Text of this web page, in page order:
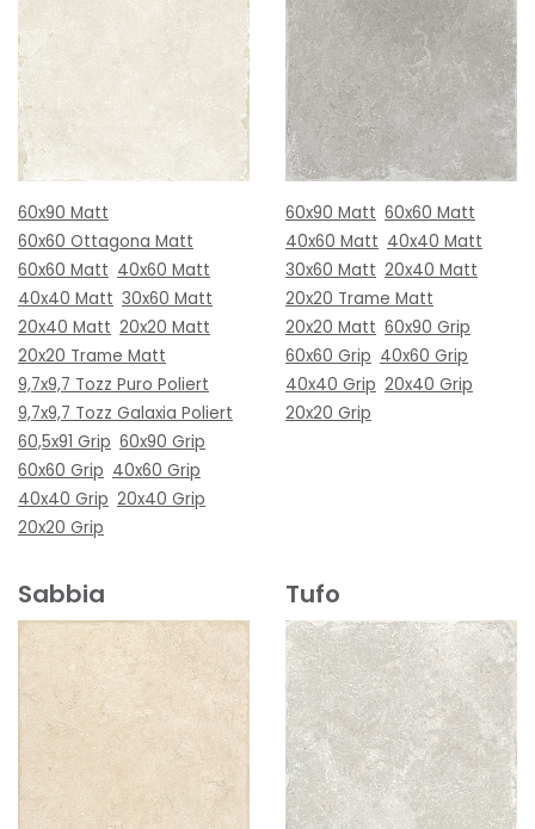
60x90 Matt
60x60 Ottagona Matt
60x60 Matt 40x60 Matt
40x40 Matt 30x60 Matt
20x40 Matt 20x20 Matt
20x20 Trame Matt
9,7x9,7 Tozz Puro Poliert
9,7x9,7 Tozz Galaxia Poliert
60,5x91 Grip 60x90 Grip
60x60 Grip 40x60 Grip
40x40 Grip 20x40 Grip
20x20 Grip
60x90 Matt 60x60 Matt
40x60 Matt 40x40 Matt
30x60 Matt 20x40 Matt
20x20 Trame Matt
20x20 Matt 60x90 Grip
60x60 Grip 40x60 Grip
40x40 Grip 20x40 Grip
20x20 Grip
Sabbia Tufo